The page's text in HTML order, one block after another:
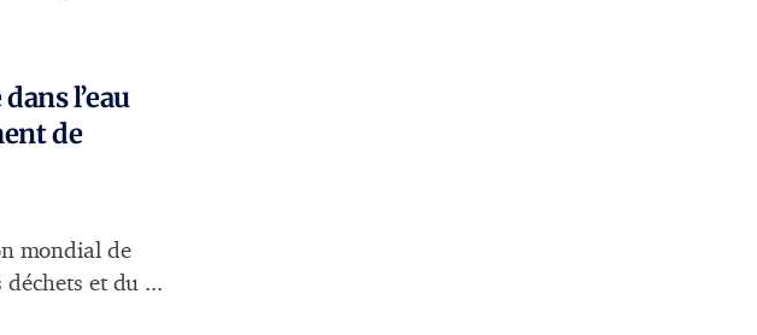
l’eau
de
mondial de
déchets et du ...